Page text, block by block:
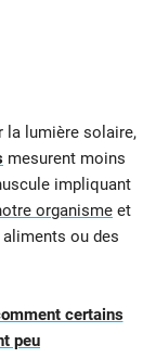
la lumière solaire,
mesurent moins
impliquant
organisme et
ou des
certains
peu